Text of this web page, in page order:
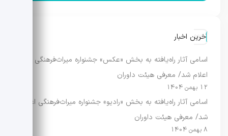
آخرین اخبار
اسامی آثار راه‌یافته به بخش «عکس» جشنواره میراث‌فرهنگی
اعلام شد/ معرفی هیئت داوران
12 بهمن 1404
اسامی آثار راه‌یافته به بخش «رادیو» جشنواره میراث‌فرهنگی اعلام
شد/ معرفی هیئت داوران
8 بهمن 1404